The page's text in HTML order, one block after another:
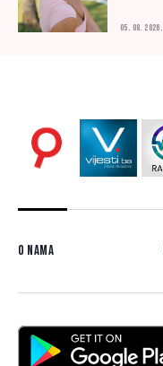
05. 08. 2026.
O nama